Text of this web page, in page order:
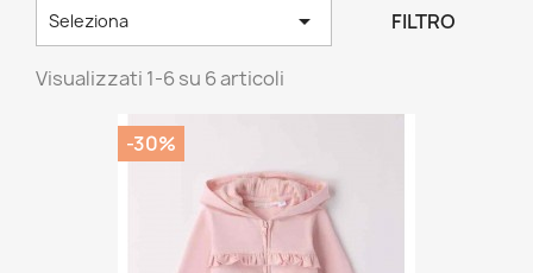
Seleziona  FILTRO
Visualizzati 1-6 su 6 articoli
-30%